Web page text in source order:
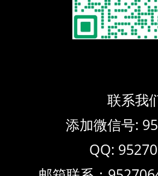
联系我
添加微信号:
QQ: